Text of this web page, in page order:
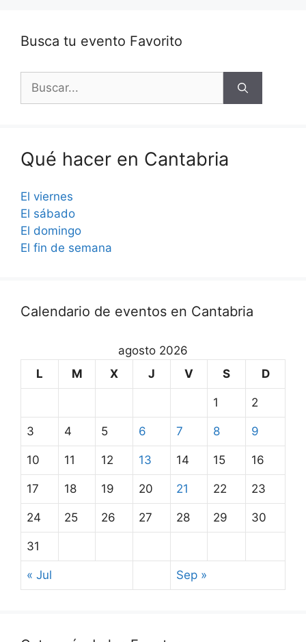
Busca tu evento Favorito
Buscar:
Qué hacer en Cantabria
El viernes
El sábado
El domingo
El fin de semana
Calendario de eventos en Cantabria
agosto 2026
L
M X J V S D
1 2
3 4 5 6 7 8 9
10 11 12 13 14 15 16
17 18 19 20 21 22 23
24 25 26 27 28 29 30
31
« Jul Sep »